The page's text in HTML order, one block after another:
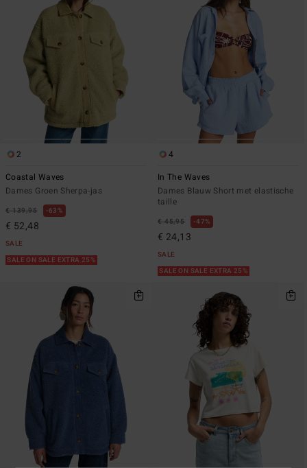
2
Coastal Waves
Dames Groen Sherpa-jas
€ 139,95 63%
€ 52,48
SALE
SALE ON SALE EXTRA 25%
4
In The Waves
Dames Blauw Short met elastische
taille
€ 45,95 47%
€ 24,13
SALE
SALE ON SALE EXTRA 25%